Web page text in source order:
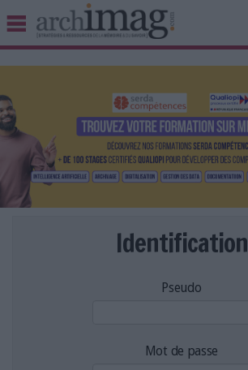
BIBLIOTHÈQUE ÉDITION
UNIVERS DATA
TRAVAIL COLLABORATIF
VIE NUMÉRIQUE
NUMÉRIQUE RESPONSABLE
Identification
Pseudo
Mot de passe